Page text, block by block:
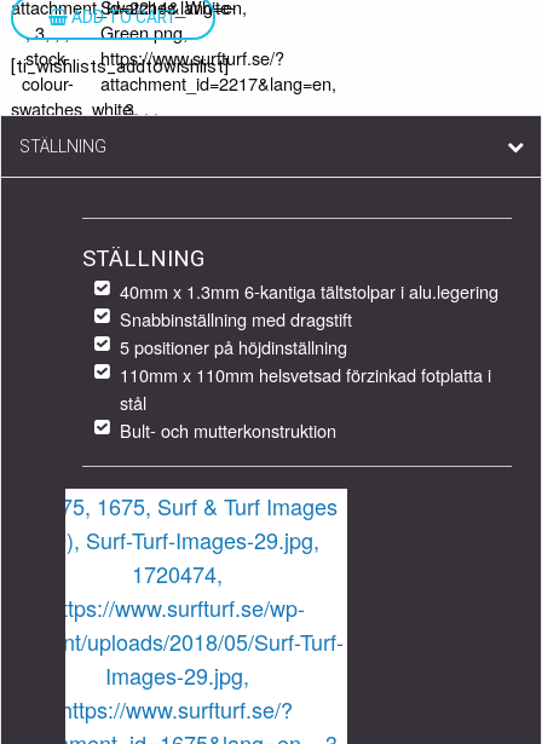
ADD TO CART
[ti_wishlists_addtowishlist]
STÄLLNING
STÄLLNING
40mm x 1.3mm 6-kantiga tältstolpar i alu.legering
Snabbinställning med dragstift
5 positioner på höjdinställning
110mm x 110mm helsvetsad förzinkad fotplatta i
stål
Bult- och mutterkonstruktion